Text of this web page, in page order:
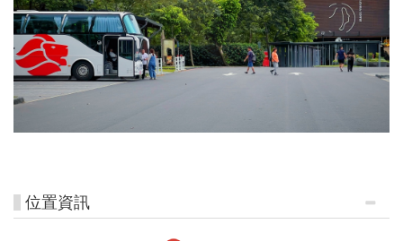
位置資訊